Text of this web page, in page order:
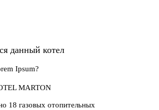
данный котел
MARTON
18 газовых отопительных